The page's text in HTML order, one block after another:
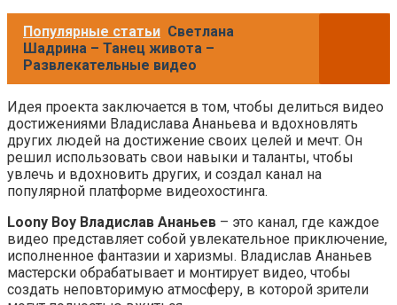
Популярные статьи Светлана
Шадрина – Танец живота –
Развлекательные видео
Идея проекта заключается в том, чтобы делиться видео
достижениями Владислава Ананьева и вдохновлять
других людей на достижение своих целей и мечт. Он
решил использовать свои навыки и таланты, чтобы
увлечь и вдохновить других, и создал канал на
популярной платформе видеохостинга.
Loony Boy Владислав Ананьев – это канал, где каждое
видео представляет собой увлекательное приключение,
исполненное фантазии и харизмы. Владислав Ананьев
мастерски обрабатывает и монтирует видео, чтобы
создать неповторимую атмосферу, в которой зрители